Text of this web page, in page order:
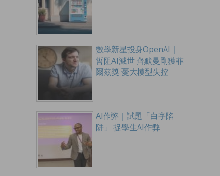
數學新星投身OpenAI｜
誓阻AI滅世 齊默曼剛獲菲
爾茲獎 憂大模型失控
AI作弊｜試題「白字陷
阱」 捉學生AI作弊